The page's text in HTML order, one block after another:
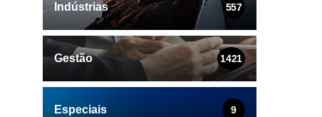
Indústrias 557
Gestão 1421
Especiais 9